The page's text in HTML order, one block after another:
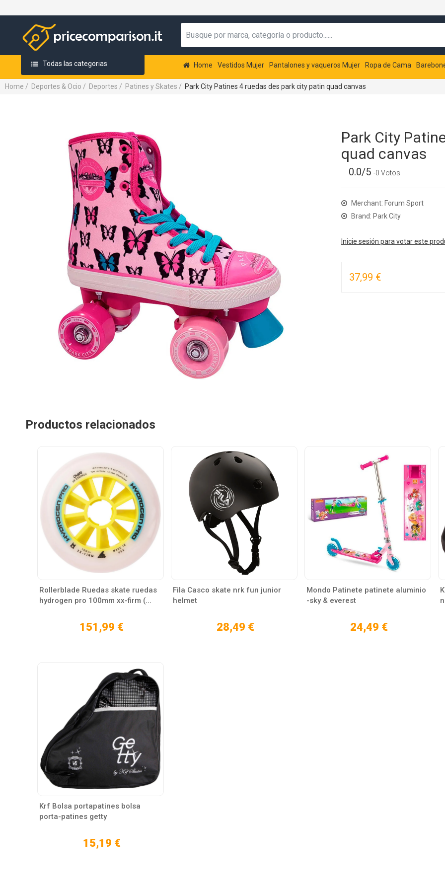
Todas las categorias Home Vestidos Mujer Pantalones y vaqueros Mujer Ropa de Cama
Home / Deportes & Ocio / Deportes / Patines y Skates / Park City Patines 4 ruedas des park city patin quad canvas
Park City
quad canvas
0.0/5 -0 Votos
Merchant: Forum Sport
Brand: Park City
Inicie sesión para votar este
37,99 €
Productos relacionados
Rollerblade Ruedas skate ruedas
hydrogen pro 100mm xx-firm (...
151,99 €
Fila Casco skate nrk fun junior
helmet
28,49 €
Mondo Patinete patinete aluminio
-sky & everest
24,49 €
Krf Bolsa portapatines bolsa
porta-patines getty
15,19 €